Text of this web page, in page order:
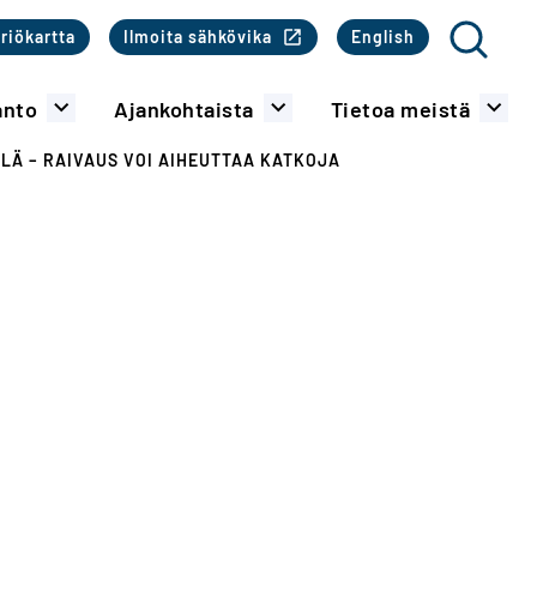
Ilmoita sähkövika English
Haku
Ajankohtaista Tietoa meistä
– RAIVAUS VOI AIHEUTTAA KATKOJA